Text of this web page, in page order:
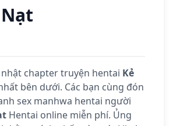
chapter truyện hentai Kẻ
bên dưới. Các bạn cùng đón
sex manhwa hentai người
Hentai online miễn phí. Ủng